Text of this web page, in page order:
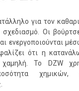
για τον
σχεδιασμό. Οι
ενεργοποιούνται
ότι η
χαμηλή. Το DZW
χημικών,